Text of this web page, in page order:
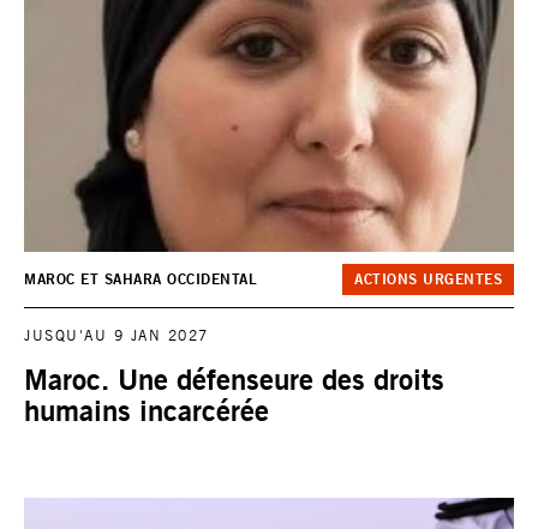
MAROC ET SAHARA OCCIDENTAL ACTIONS URGENTES
JUSQU'AU 9 JAN 2027
Maroc. Une défenseure des droits
humains incarcérée